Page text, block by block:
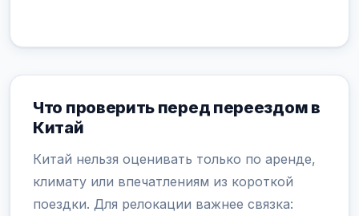
Что проверить перед переездом в
Китай
Китай нельзя оценивать только по аренде,
климату или впечатлениям из короткой
поездки. Для релокации важнее связка: